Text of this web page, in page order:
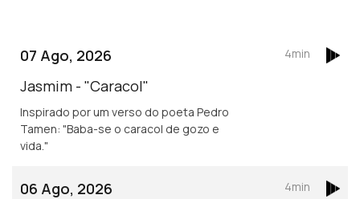
07 Ago, 2026
Jasmim - "Caracol"
Inspirado por um verso do poeta Pedro
Tamen: "Baba-se o caracol de gozo e
vida."
4min
06 Ago, 2026
4min